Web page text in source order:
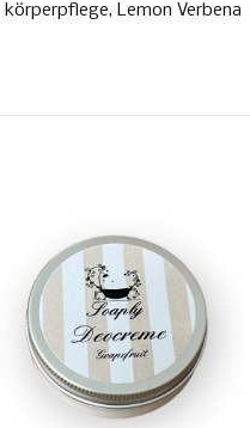
körperpflege, Lemon Verbena